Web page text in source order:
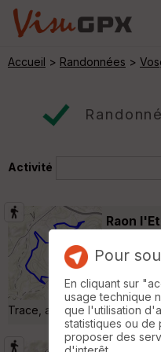
Accueil > Randonnées >
Activité
Raon
Raon
Trace, ancienne chapelle
Pour
En cliquant sur
usage technique
que l'utilisation
statistiques ou de
proposer des